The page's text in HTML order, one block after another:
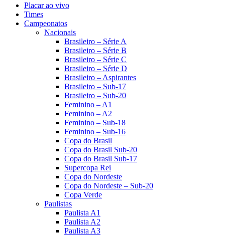
Placar ao vivo
Times
Campeonatos
Nacionais
Brasileiro – Série A
Brasileiro – Série B
Brasileiro – Série C
Brasileiro – Série D
Brasileiro – Aspirantes
Brasileiro – Sub-17
Brasileiro – Sub-20
Feminino – A1
Feminino – A2
Feminino – Sub-18
Feminino – Sub-16
Copa do Brasil
Copa do Brasil Sub-20
Copa do Brasil Sub-17
Supercopa Rei
Copa do Nordeste
Copa do Nordeste – Sub-20
Copa Verde
Paulistas
Paulista A1
Paulista A2
Paulista A3